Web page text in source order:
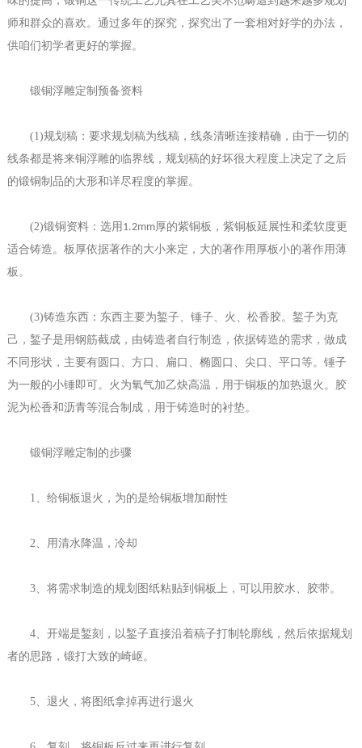
师和群众的喜欢。通过多年的探究，探究出了一套相对好学的办法，
供咱们初学者更好的掌握。
锻铜浮雕定制 预备资料
(1)规划稿：要求规划稿为线稿，线条清晰连接精确，由于一切的
线条都是将来铜浮雕的临界线，规划稿的好坏很大程度上决定了之后
的锻铜制品的大形和详尽程度的掌握。
(2)锻铜资料：选用 1.2mm厚的紫铜板，紫铜板延展性和柔软度更
适合铸造。板厚依据著作的大小来定，大的著作用厚板小的著作用薄
板。
(3)铸造东西：东西主要为錾子、锤子、火、松香胶。錾子为克
己，錾子是用钢筋截成，由铸造者自行制造，依据铸造的需求，做成
不同形状，主要有圆口、方口、扁口、椭圆口、尖口、平口等。锤子
为一般的小锤即可。火为氧气加乙炔高温，用于铜板的加热退火。胶
泥为松香和沥青等混合制成，用于铸造时的衬垫。
锻铜浮雕定制 的步骤
1 、给铜板退火，为的是给铜板增加耐性
2 、用清水降温，冷却
3、将需求制造的规划图纸粘贴到铜板上，可以用胶水、胶带。
4、开端是錾刻，以錾子直接沿着稿子打制轮廓线，然后依据规划
者的思路，锻打大致的崎岖。
5、退火，将图纸拿掉再进行退火